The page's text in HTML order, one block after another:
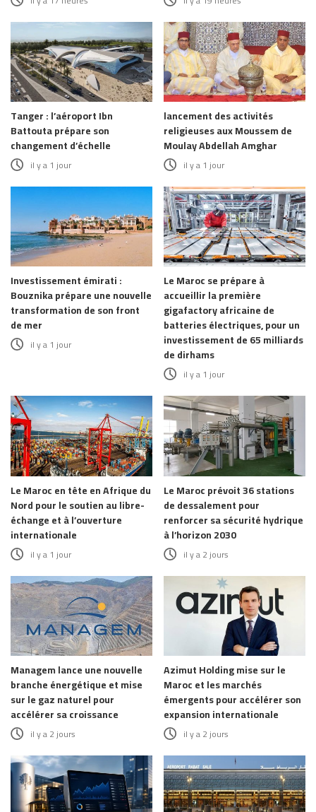
Tanger : l’aéroport Ibn
Battouta prépare son
changement d’échelle
il y a 1 jour
lancement des activités
religieuses aux Moussem de
Moulay Abdellah Amghar
il y a 1 jour
Investissement émirati :
Bouznika prépare une nouvelle
transformation de son front
de mer
il y a 1 jour
Le Maroc se prépare à
accueillir la première
gigafactory africaine de
batteries électriques, pour un
investissement de 65 milliards
de dirhams
il y a 1 jour
Le Maroc en tête en Afrique du
Nord pour le soutien au libre-
échange et à l’ouverture
internationale
il y a 1 jour
Le Maroc prévoit 36 stations
de dessalement pour
renforcer sa sécurité hydrique
à l’horizon 2030
il y a 2 jours
Managem lance une nouvelle
branche énergétique et mise
sur le gaz naturel pour
accélérer sa croissance
il y a 2 jours
Azimut Holding mise sur le
Maroc et les marchés
émergents pour accélérer son
expansion internationale
il y a 2 jours